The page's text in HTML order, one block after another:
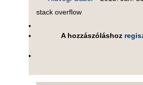
stack overflow
A hozzászóláshoz